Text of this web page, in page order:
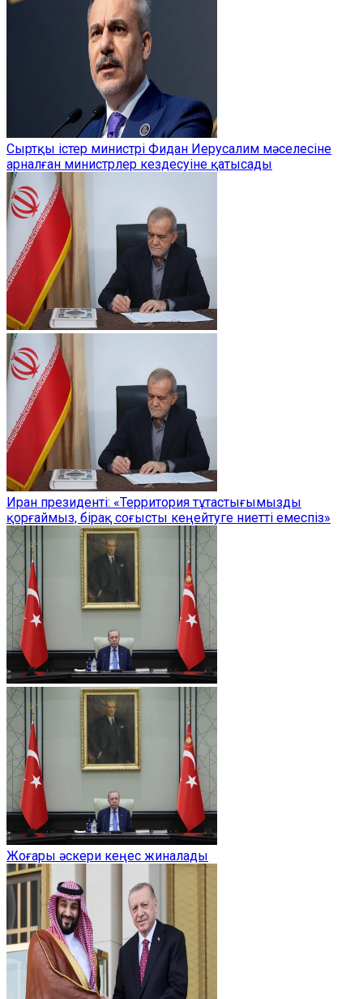
Сыртқы істер министрі Фидан Иерусалим мәселесіне
арналған министрлер кездесуіне қатысады
Иран президенті: «Территория тұтастығымызды
қорғаймыз, бірақ соғысты кеңейтуге ниетті емеспіз»
Жоғары әскери кеңес жиналады